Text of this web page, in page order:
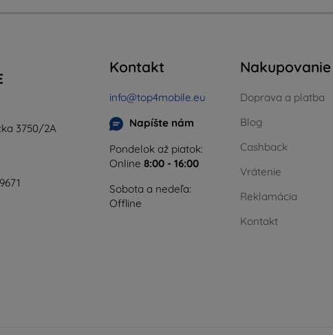
3750/2A
Kontakt
info@top4mobile.eu
Napíšte nám
Pondelok až piatok:
Online 8:00 - 16:00
Sobota a nedeľa:
Offline
Nakupovanie
Doprava a platba
Blog
Cashback
Vrátenie
Reklamácia
Kontakt